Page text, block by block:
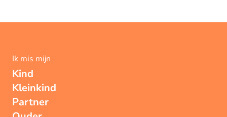
Ik mis mijn
Kind
Kleinkind
Partner